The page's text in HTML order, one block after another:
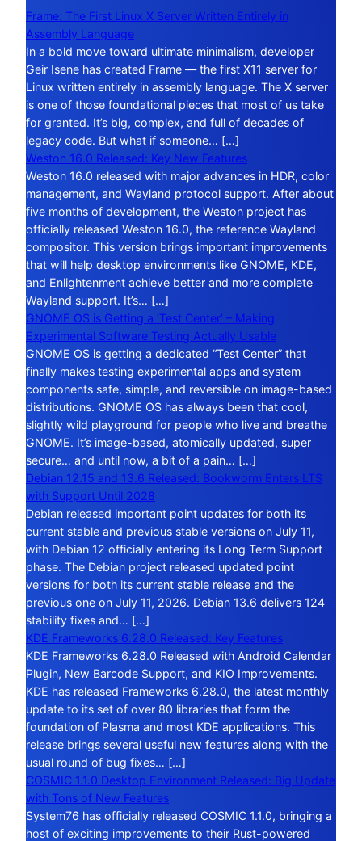
Frame: The First Linux X Server Written Entirely in
Assembly Language
In a bold move toward ultimate minimalism, developer
Geir Isene has created Frame — the first X11 server for
Linux written entirely in assembly language. The X server
is one of those foundational pieces that most of us take
for granted. It’s big, complex, and full of decades of
legacy code. But what if someone… […]
Weston 16.0 Released: Key New Features
Weston 16.0 released with major advances in HDR, color
management, and Wayland protocol support. After about
five months of development, the Weston project has
officially released Weston 16.0, the reference Wayland
compositor. This version brings important improvements
that will help desktop environments like GNOME, KDE,
and Enlightenment achieve better and more complete
Wayland support. It’s… […]
GNOME OS is Getting a ‘Test Center’ – Making
Experimental Software Testing Actually Usable
GNOME OS is getting a dedicated “Test Center” that
finally makes testing experimental apps and system
components safe, simple, and reversible on image-based
distributions. GNOME OS has always been that cool,
slightly wild playground for people who live and breathe
GNOME. It’s image-based, atomically updated, super
secure… and until now, a bit of a pain… […]
Debian 12.15 and 13.6 Released: Bookworm Enters LTS
with Support Until 2028
Debian released important point updates for both its
current stable and previous stable versions on July 11,
with Debian 12 officially entering its Long Term Support
phase. The Debian project released updated point
versions for both its current stable release and the
previous one on July 11, 2026. Debian 13.6 delivers 124
stability fixes and… […]
KDE Frameworks 6.28.0 Released: Key Features
KDE Frameworks 6.28.0 Released with Android Calendar
Plugin, New Barcode Support, and KIO Improvements.
KDE has released Frameworks 6.28.0, the latest monthly
update to its set of over 80 libraries that form the
foundation of Plasma and most KDE applications. This
release brings several useful new features along with the
usual round of bug fixes… […]
COSMIC 1.1.0 Desktop Environment Released: Big Update
with Tons of New Features
System76 has officially released COSMIC 1.1.0, bringing a
host of exciting improvements to their Rust-powered